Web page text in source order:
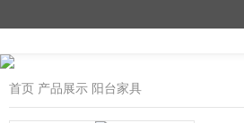
首页 产品展示 阳台家具